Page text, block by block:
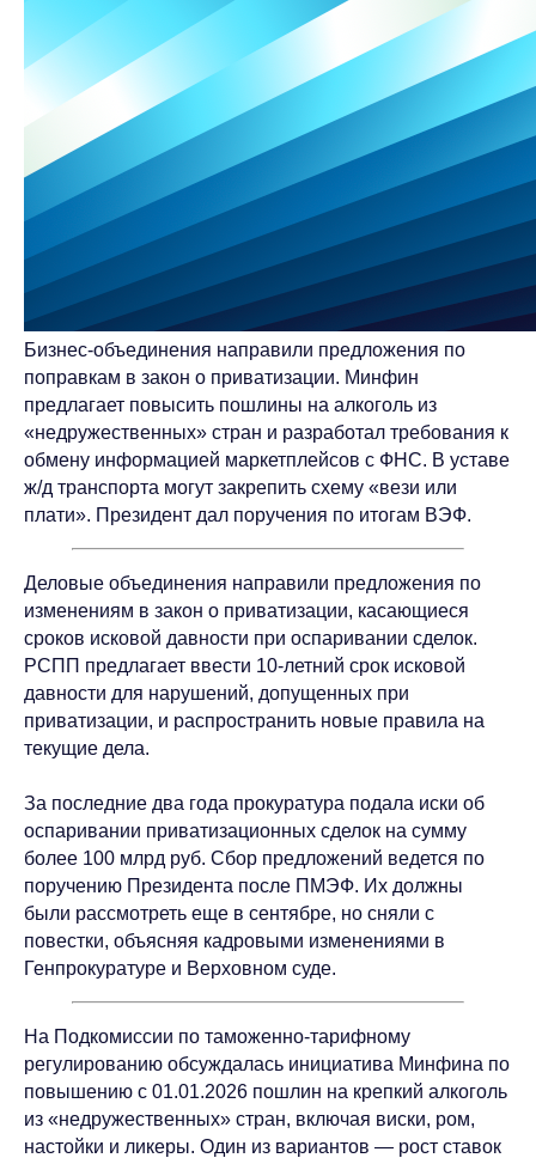
Бизнес-объединения направили предложения по
поправкам в закон о приватизации. Минфин
предлагает повысить пошлины на алкоголь из
«недружественных» стран и разработал требования к
обмену информацией маркетплейсов с ФНС. В уставе
ж/д транспорта могут закрепить схему «вези или
плати». Президент дал поручения по итогам ВЭФ.
Деловые объединения направили предложения по
изменениям в закон о приватизации, касающиеся
сроков исковой давности при оспаривании сделок.
РСПП предлагает ввести 10-летний срок исковой
давности для нарушений, допущенных при
приватизации, и распространить новые правила на
текущие дела.
За последние два года прокуратура подала иски об
оспаривании приватизационных сделок на сумму
более 100 млрд руб. Сбор предложений ведется по
поручению Президента после ПМЭФ. Их должны
были рассмотреть еще в сентябре, но сняли с
повестки, объясняя кадровыми изменениями в
Генпрокуратуре и Верховном суде.
На Подкомиссии по таможенно-тарифному
регулированию обсуждалась инициатива Минфина по
повышению с 01.01.2026 пошлин на крепкий алкоголь
из «недружественных» стран, включая виски, ром,
настойки и ликеры. Один из вариантов — рост ставок